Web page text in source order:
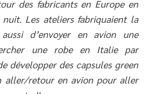
des fabricants en Europe en
Les ateliers fabriquaient la
d’envoyer en avion une
une robe en Italie par
développer des capsules green
aller/retour en avion pour aller